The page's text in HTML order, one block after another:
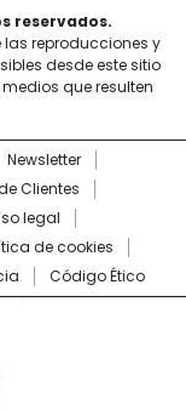
reservados.
las reproducciones y
desde este sitio
que resulten
Newsletter
Clientes
legal
de cookies
Código Ético